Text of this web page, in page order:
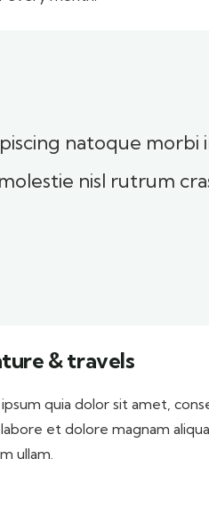
natoque
nisl rutrum
& travels
quia dolor sit amet,
et dolore magnam
ullam.